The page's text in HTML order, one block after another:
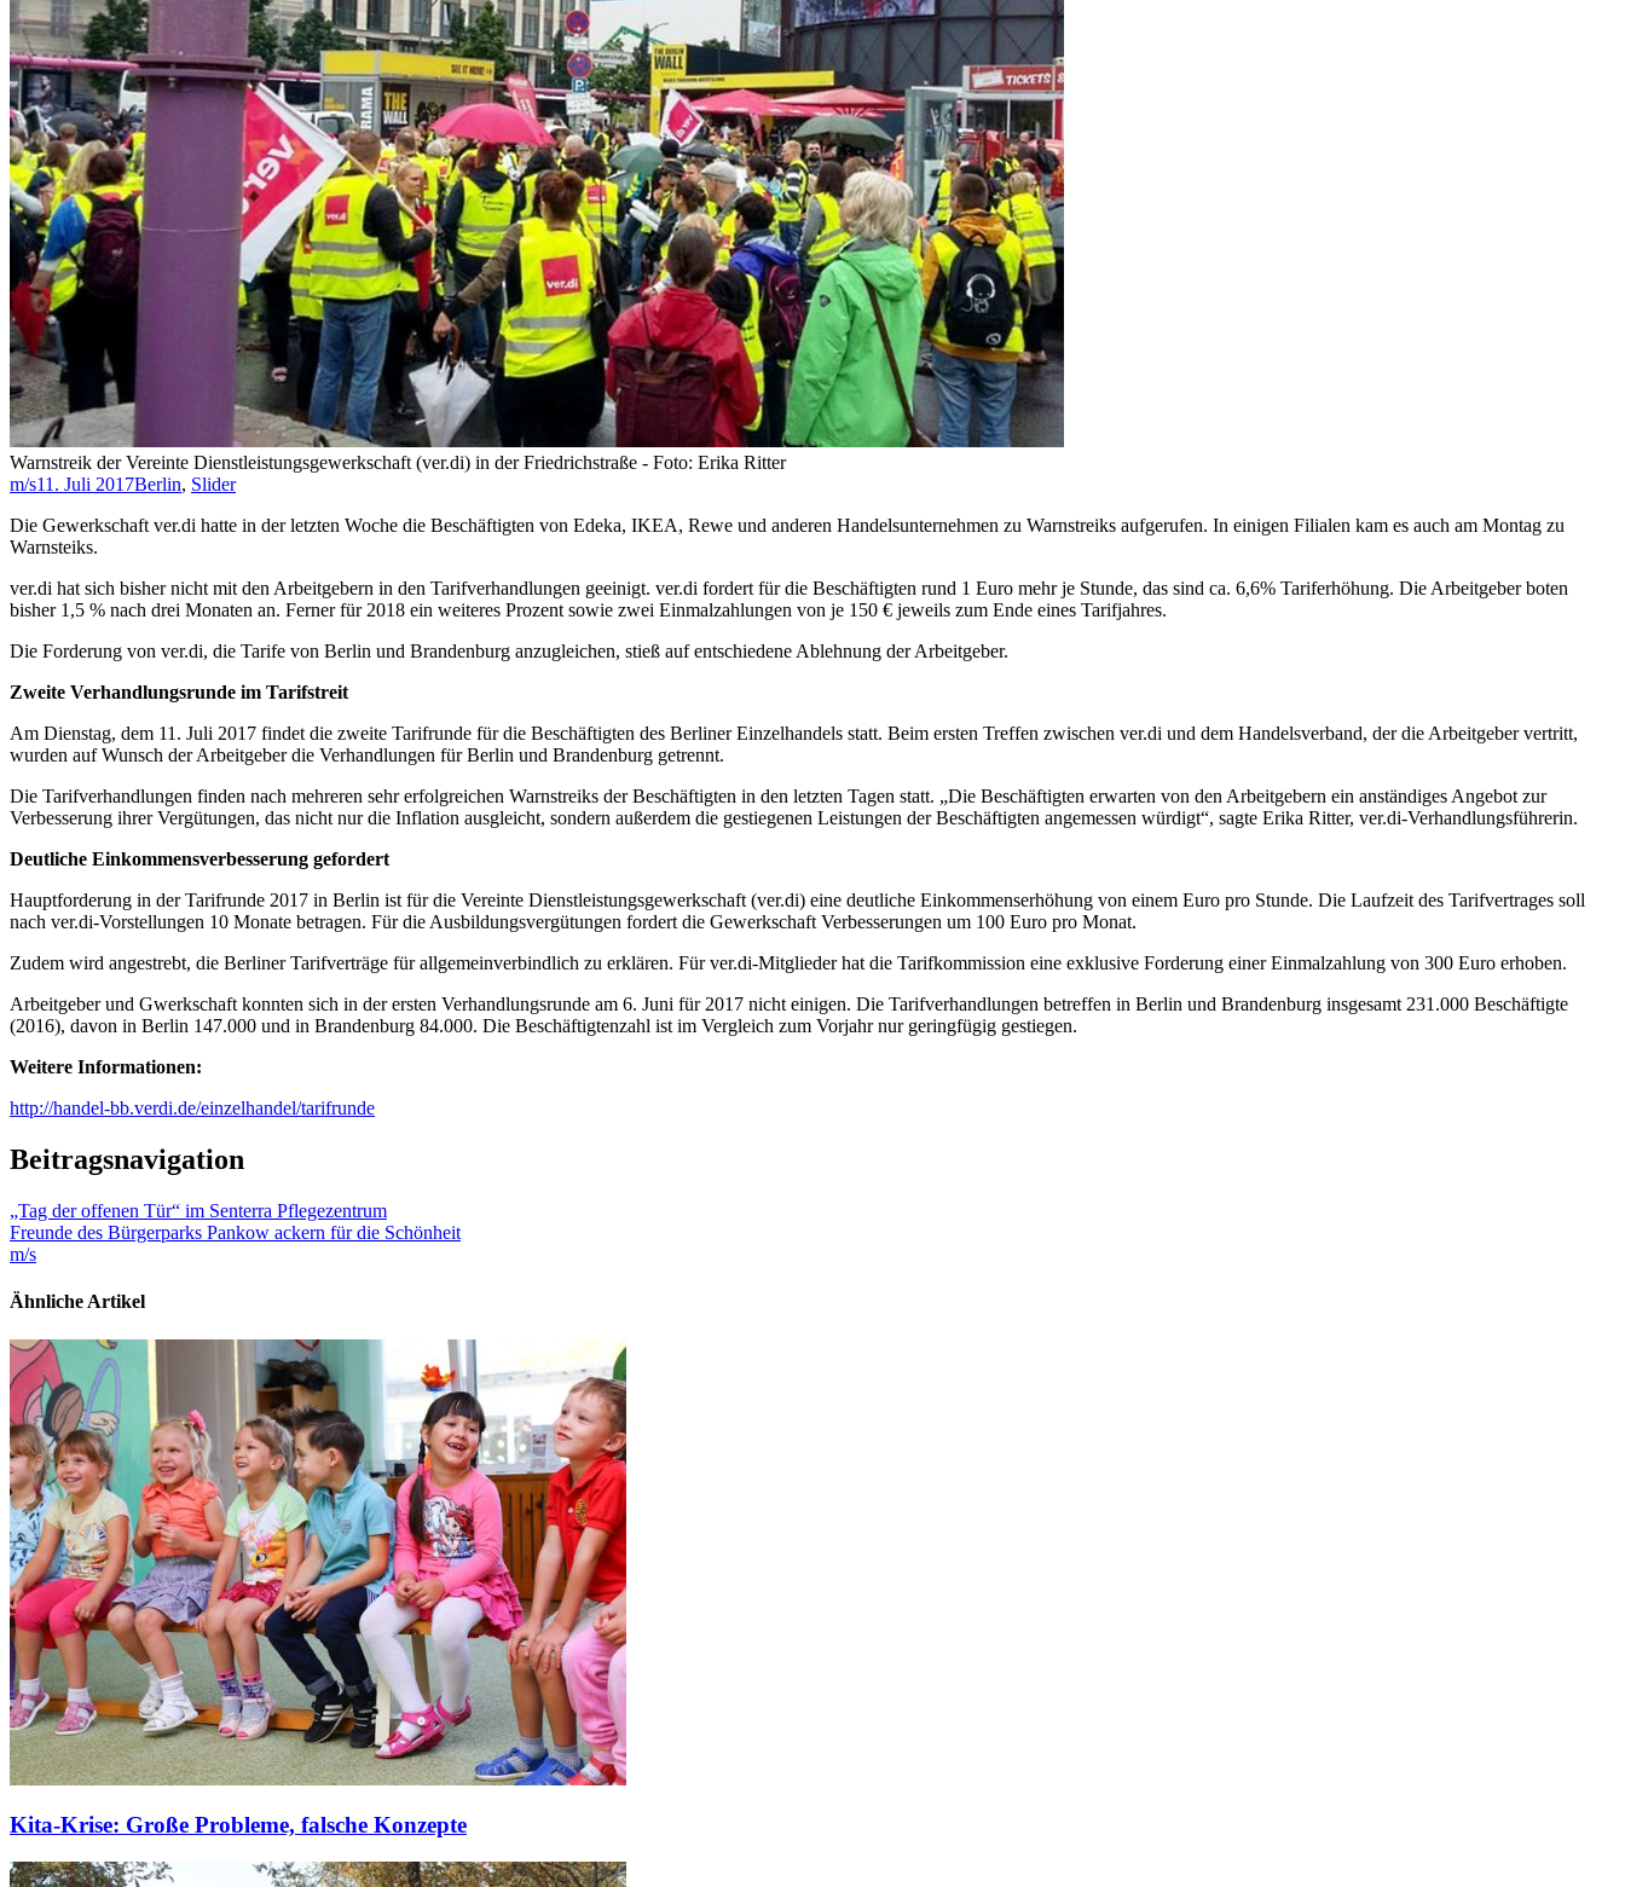
Warnstreik der Vereinte Dienstleistungsgewerkschaft (ver.di) in der Friedrichstraße - Foto: Erika Ritter
m/s11. Juli 2017Berlin, Slider
Die Gewerkschaft ver.di hatte in der letzten Woche die Beschäftigten von Edeka, IKEA, Rewe und anderen Handelsunternehmen zu Warnstreiks aufgerufen. In einigen Filialen kam es auch am Montag zu
Warnsteiks.
ver.di hat sich bisher nicht mit den Arbeitgebern in den Tarifverhandlungen geeinigt. ver.di fordert für die Beschäftigten rund 1 Euro mehr je Stunde, das sind ca. 6,6% Tariferhöhung. Die Arbeitgeber boten
bisher 1,5 % nach drei Monaten an. Ferner für 2018 ein weiteres Prozent sowie zwei Einmalzahlungen von je 150 € jeweils zum Ende eines Tarifjahres.
Die Forderung von ver.di, die Tarife von Berlin und Brandenburg anzugleichen, stieß auf entschiedene Ablehnung der Arbeitgeber.
Zweite Verhandlungsrunde im Tarifstreit
Am Dienstag, dem 11. Juli 2017 findet die zweite Tarifrunde für die Beschäftigten des Berliner Einzelhandels statt. Beim ersten Treffen zwischen ver.di und dem Handelsverband, der die Arbeitgeber vertritt,
wurden auf Wunsch der Arbeitgeber die Verhandlungen für Berlin und Brandenburg getrennt.
Die Tarifverhandlungen finden nach mehreren sehr erfolgreichen Warnstreiks der Beschäftigten in den letzten Tagen statt. „Die Beschäftigten erwarten von den Arbeitgebern ein anständiges Angebot zur
Verbesserung ihrer Vergütungen, das nicht nur die Inflation ausgleicht, sondern außerdem die gestiegenen Leistungen der Beschäftigten angemessen würdigt“, sagte Erika Ritter, ver.di-Verhandlungsführerin.
Deutliche Einkommensverbesserung gefordert
Hauptforderung in der Tarifrunde 2017 in Berlin ist für die Vereinte Dienstleistungsgewerkschaft (ver.di) eine deutliche Einkommenserhöhung von einem Euro pro Stunde. Die Laufzeit des Tarifvertrages soll
nach ver.di-Vorstellungen 10 Monate betragen. Für die Ausbildungsvergütungen fordert die Gewerkschaft Verbesserungen um 100 Euro pro Monat.
Zudem wird angestrebt, die Berliner Tarifverträge für allgemeinverbindlich zu erklären. Für ver.di-Mitglieder hat die Tarifkommission eine exklusive Forderung einer Einmalzahlung von 300 Euro erhoben.
Arbeitgeber und Gwerkschaft konnten sich in der ersten Verhandlungsrunde am 6. Juni für 2017 nicht einigen. Die Tarifverhandlungen betreffen in Berlin und Brandenburg insgesamt 231.000 Beschäftigte
(2016), davon in Berlin 147.000 und in Brandenburg 84.000. Die Beschäftigtenzahl ist im Vergleich zum Vorjahr nur geringfügig gestiegen.
Weitere Informationen:
http://handel-bb.verdi.de/einzelhandel/tarifrunde
Beitragsnavigation
„Tag der offenen Tür“ im Senterra Pflegezentrum
Freunde des Bürgerparks Pankow ackern für die Schönheit
m/s
Ähnliche Artikel
Kita-Krise: Große Probleme, falsche Konzepte